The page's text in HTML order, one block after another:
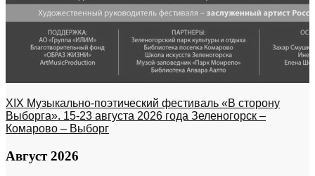
XIX Музыкально-поэтический фестиваль «В сторону
Выборга». 15-23 августа 2026 года Зеленогорск –
Комарово – Выборг
Август 2026